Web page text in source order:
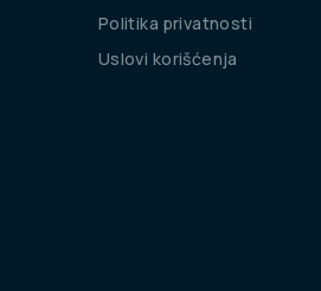
Politika privatnosti
Uslovi korišćenja